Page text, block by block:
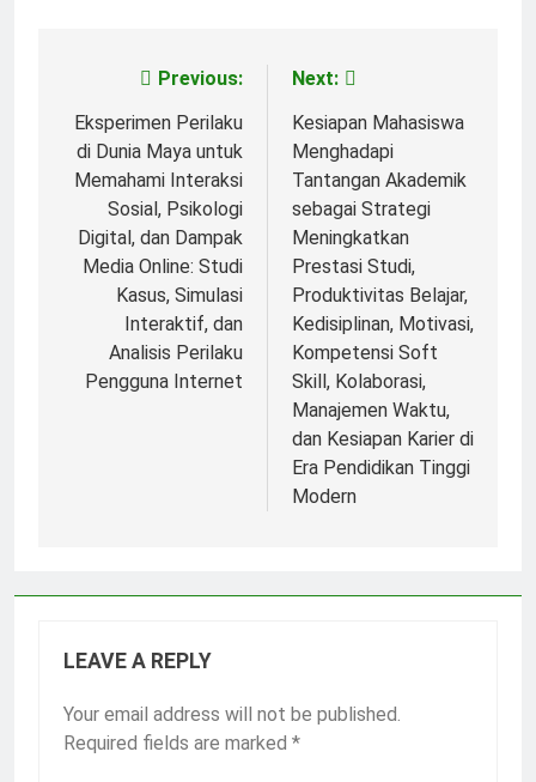
navigation
Previous:
Eksperimen Perilaku
di Dunia Maya untuk
Memahami Interaksi
Sosial, Psikologi
Digital, dan Dampak
Media Online: Studi
Kasus, Simulasi
Interaktif, dan
Analisis Perilaku
Pengguna Internet
Next:
Kesiapan Mahasiswa
Menghadapi
Tantangan Akademik
sebagai Strategi
Meningkatkan
Prestasi Studi,
Produktivitas Belajar,
Kedisiplinan, Motivasi,
Kompetensi Soft
Skill, Kolaborasi,
Manajemen Waktu,
dan Kesiapan Karier di
Era Pendidikan Tinggi
Modern
LEAVE A REPLY
Your email address will not be published.
Required fields are marked *